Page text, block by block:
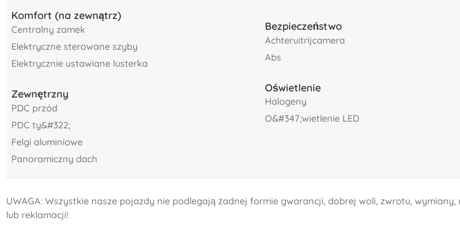
Komfort (na zewnątrz)
centralny zamek
elektryczne sterowane szyby
elektrycznie ustawiane lusterka
Zewnętrzny
PDC przód
PDC ty&#322;
felgi aluminiowe
panoramiczny dach
Bezpieczeństwo
Achteruitrijcamera
abs
Oświetlenie
halogeny
o&#347;wietlenie LED
UWAGA: Wszystkie nasze pojazdy nie podlegają żadnej formie gwarancji, dobrej woli, zwrotu, wymiany,
lub reklamacji!